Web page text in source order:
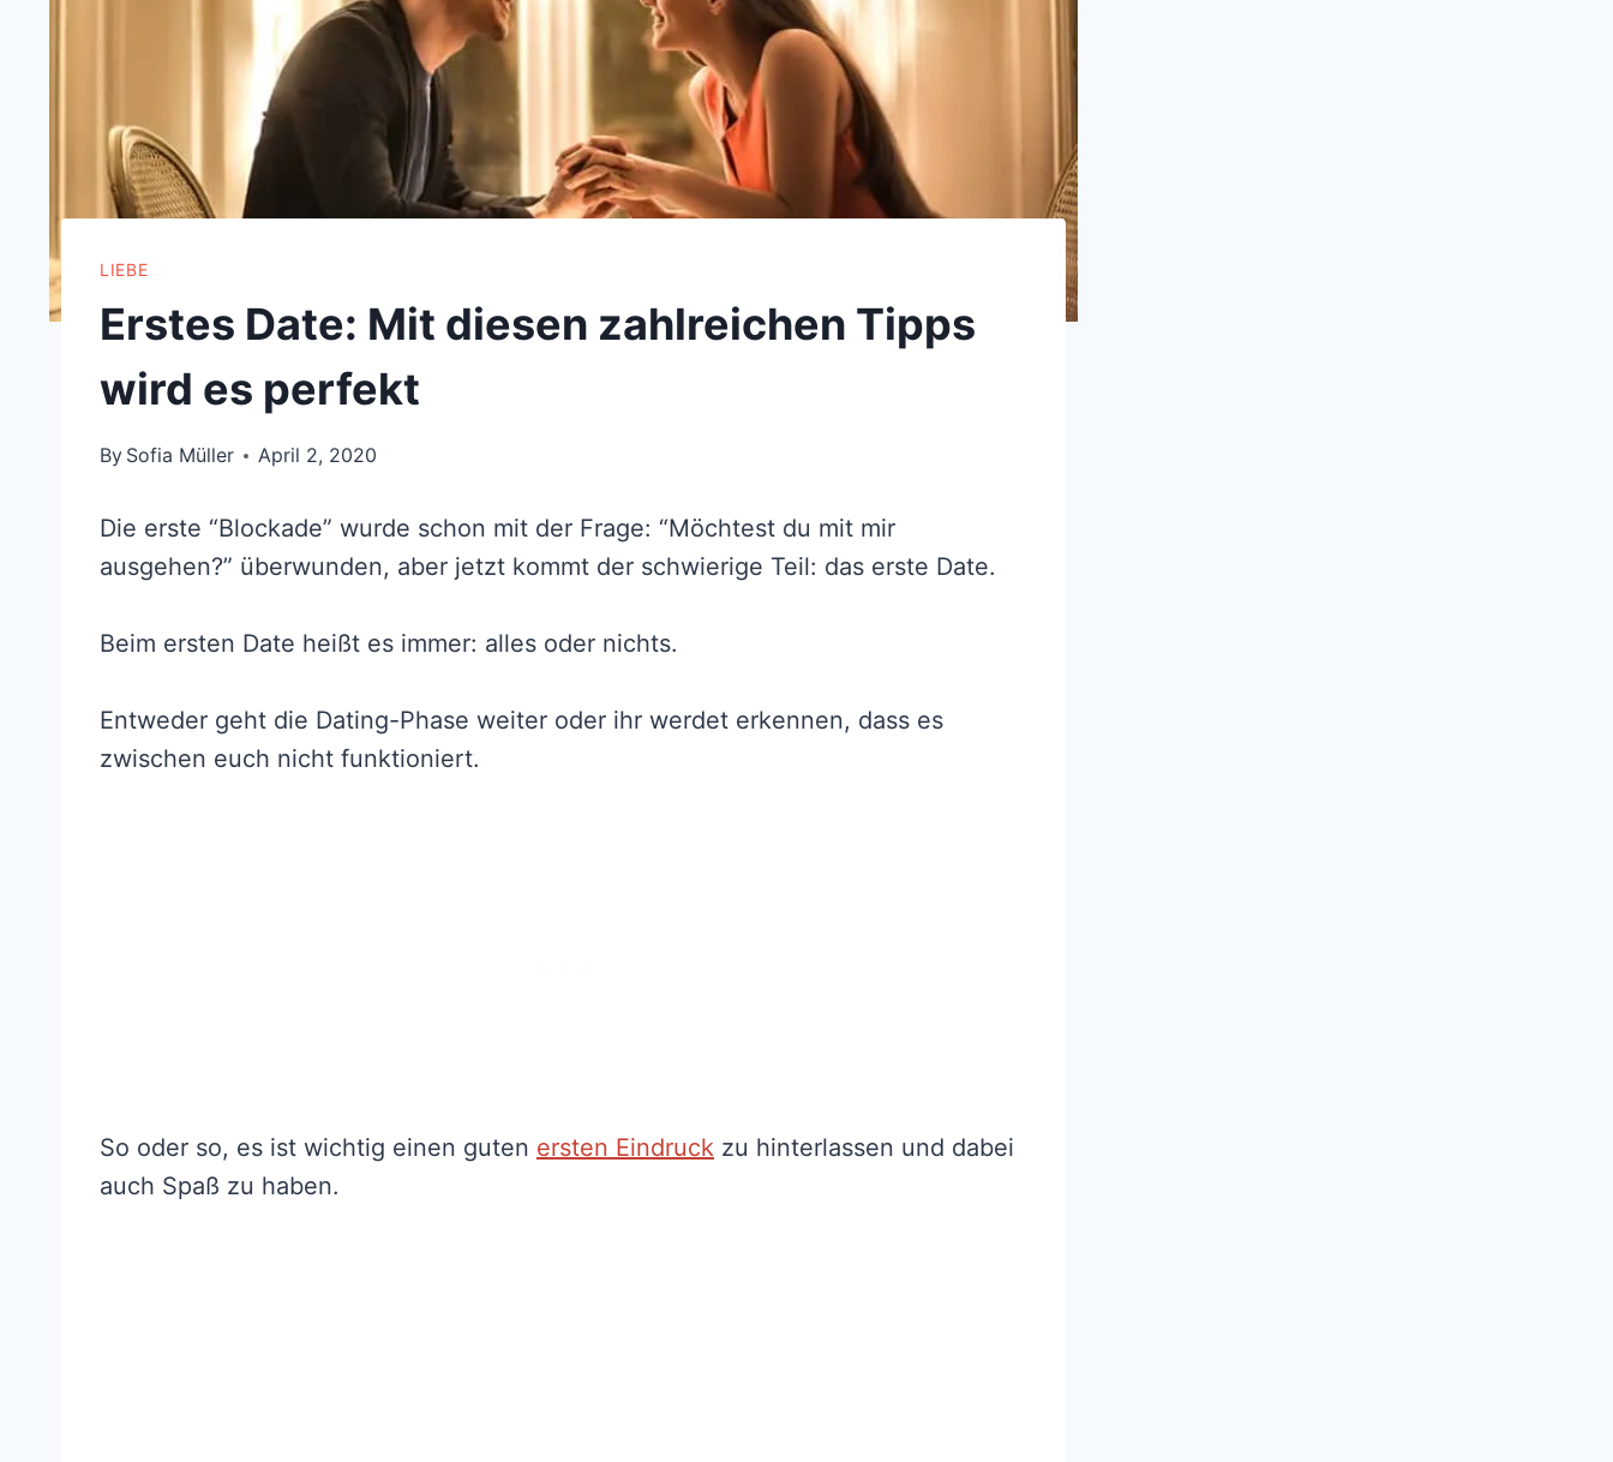
LIEBE
Erstes Date: Mit diesen zahlreichen Tipps
wird es perfekt
By Sofia Müller April 2, 2020
Die erste “Blockade” wurde schon mit der Frage: “Möchtest du mit mir
ausgehen?” überwunden, aber jetzt kommt der schwierige Teil: das erste Date.
Beim ersten Date heißt es immer: alles oder nichts.
Entweder geht die Dating-Phase weiter oder ihr werdet erkennen, dass es
zwischen euch nicht funktioniert.
So oder so, es ist wichtig einen guten ersten Eindruck zu hinterlassen und dabei
auch Spaß zu haben.